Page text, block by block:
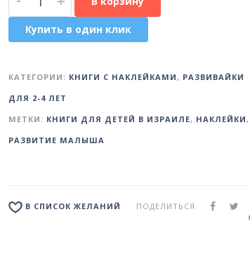
Купить в один клик
КАТЕГОРИИ: КНИГИ С НАКЛЕЙКАМИ , РАЗВИВАЙКИ
ДЛЯ 2-4 ЛЕТ
МЕТКИ: КНИГИ ДЛЯ ДЕТЕЙ В ИЗРАИЛЕ, НАКЛЕЙКИ ,
РАЗВИТИЕ МАЛЫША
В СПИСОК ЖЕЛАНИЙ ПОДЕЛИТЬСЯ